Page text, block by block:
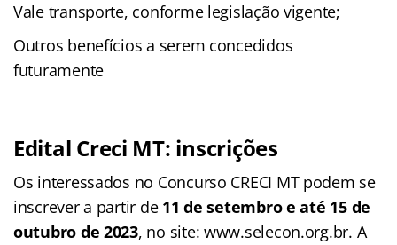
Vale transporte, conforme legislação vigente;
Outros benefícios a serem concedidos
futuramente
Edital Creci MT: inscrições
Os interessados no Concurso CRECI MT podem se
inscrever a partir de 11 de setembro e até 15 de
outubro de 2023, no site: www.selecon.org.br. A